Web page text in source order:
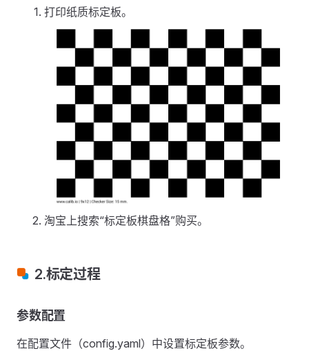
打印纸质标定板。
淘宝上搜索“标定板棋盘格”购买。
2.标定过程
参数配置
在配置文件（config.yaml）中设置标定板参数。